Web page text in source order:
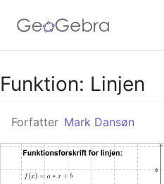
Google Classroom
GeoGebra Classroom
Funktion: Linjen
Forfatter Mark Dansøn